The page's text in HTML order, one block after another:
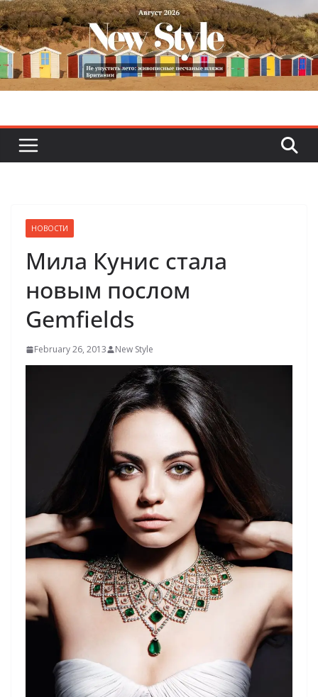
Skip
to
content
НОВОСТИ
Мила Кунис стала
новым послом
Gemfields
February 26, 2013 New Style